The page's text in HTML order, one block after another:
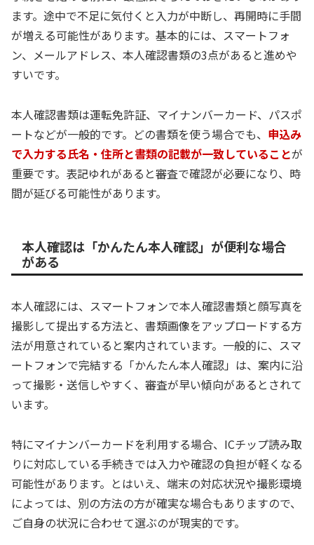
ます。途中で不足に気付くと入力が中断し、再開時に手間
が増える可能性があります。基本的には、スマートフォ
ン、メールアドレス、本人確認書類の3点があると進めや
すいです。
本人確認書類は運転免許証、マイナンバーカード、パスポ
ートなどが一般的です。どの書類を使う場合でも、 申込み
で入力する氏名・住所と書類の記載が一致していることが
重要です。表記ゆれがあると審査で確認が必要になり、時
間が延びる可能性があります。
本人確認は「かんたん本人確認」が便利な場合
がある
本人確認には、スマートフォンで本人確認書類と顔写真を
撮影して提出する方法と、書類画像をアップロードする方
法が用意されていると案内されています。一般的に、スマ
ートフォンで完結する「かんたん本人確認」は、案内に沿
って撮影・送信しやすく、審査が早い傾向があるとされて
います。
特にマイナンバーカードを利用する場合、ICチップ読み取
りに対応している手続きでは入力や確認の負担が軽くなる
可能性があります。とはいえ、端末の対応状況や撮影環境
によっては、別の方法の方が確実な場合もありますので、
ご自身の状況に合わせて選ぶのが現実的です。